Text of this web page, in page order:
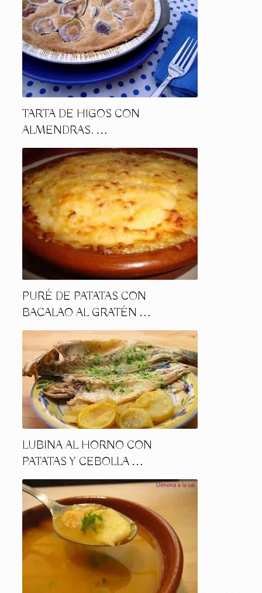
TARTA DE HIGOS CON
ALMENDRAS. …
PURÉ DE PATATAS CON
BACALAO AL GRATÉN …
LUBINA AL HORNO CON
PATATAS Y CEBOLLA …